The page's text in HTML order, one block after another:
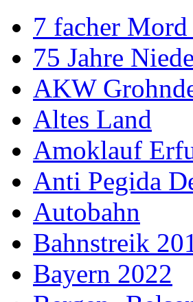
7 facher Mord
75 Jahre
AKW
Altes Land
Amoklauf
Anti Pegida
Autobahn
Bahnstreik
Bayern 2022